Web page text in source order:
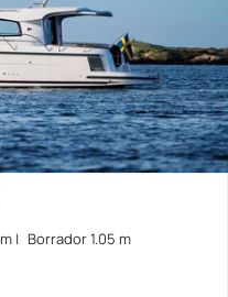
Borrador 1.05 m